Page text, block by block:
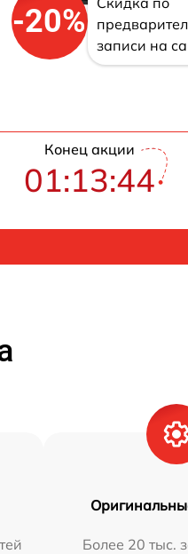
-20%
записи на
Конец акции
01:13:43
Более 20 тыс.